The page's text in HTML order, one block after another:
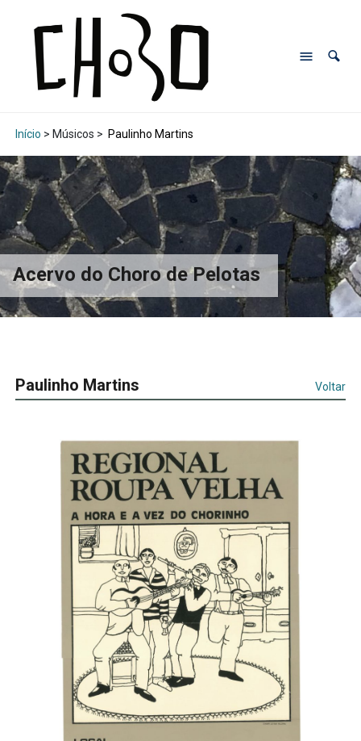
Início > Músicos > Paulinho Martins
Acervo do Choro de Pelotas
Paulinho Martins Voltar